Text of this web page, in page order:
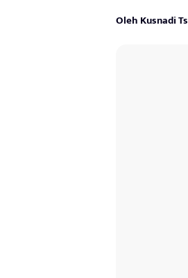
Oleh Kusnadi Ts